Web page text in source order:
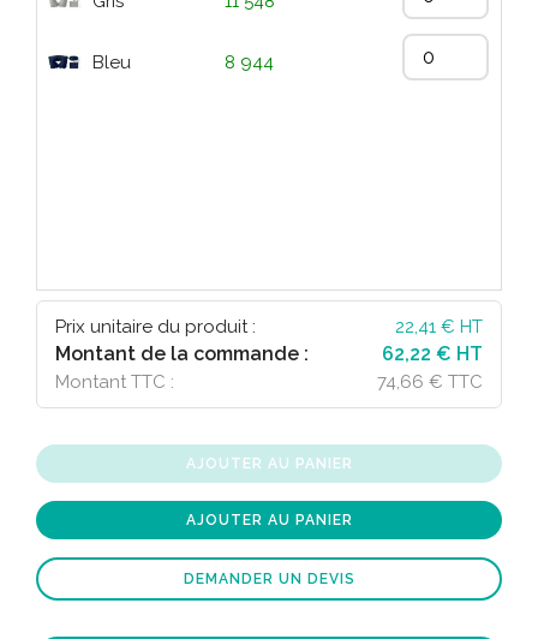
Bleu 8 944
Prix unitaire du produit : 22,41 € HT
Montant de la commande : 62,22 € HT
Montant TTC : 74,66 € TTC
AJOUTER AU PANIER
AJOUTER AU PANIER
DEMANDER UN DEVIS